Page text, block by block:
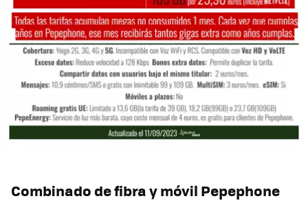
Combinado de fibra y móvil Pepephone